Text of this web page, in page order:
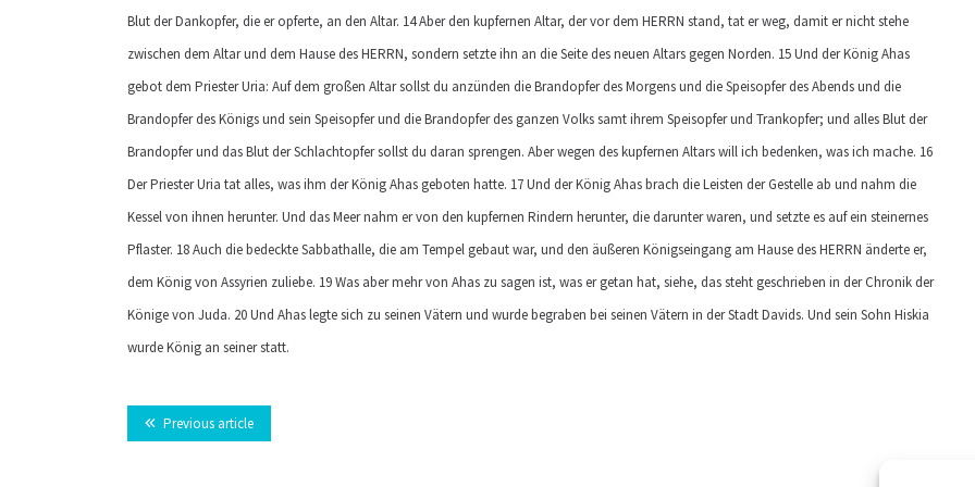
Blut der Dankopfer, die er opferte, an den Altar. 14 Aber den kupfernen Altar, der vor dem HERRN stand, tat er weg, damit er nicht stehe
zwischen dem Altar und dem Hause des HERRN, sondern setzte ihn an die Seite des neuen Altars gegen Norden. 15 Und der König Ahas
gebot dem Priester Uria: Auf dem großen Altar sollst du anzünden die Brandopfer des Morgens und die Speisopfer des Abends und die
Brandopfer des Königs und sein Speisopfer und die Brandopfer des ganzen Volks samt ihrem Speisopfer und Trankopfer; und alles Blut der
Brandopfer und das Blut der Schlachtopfer sollst du daran sprengen. Aber wegen des kupfernen Altars will ich bedenken, was ich mache. 16
Der Priester Uria tat alles, was ihm der König Ahas geboten hatte. 17 Und der König Ahas brach die Leisten der Gestelle ab und nahm die
Kessel von ihnen herunter. Und das Meer nahm er von den kupfernen Rindern herunter, die darunter waren, und setzte es auf ein steinernes
Pflaster. 18 Auch die bedeckte Sabbathalle, die am Tempel gebaut war, und den äußeren Königseingang am Hause des HERRN änderte er,
dem König von Assyrien zuliebe. 19 Was aber mehr von Ahas zu sagen ist, was er getan hat, siehe, das steht geschrieben in der Chronik der
Könige von Juda. 20 Und Ahas legte sich zu seinen Vätern und wurde begraben bei seinen Vätern in der Stadt Davids. Und sein Sohn Hiskia
wurde König an seiner statt.
Previous article